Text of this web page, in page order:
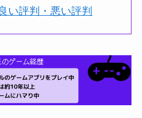
い評判・悪い評判